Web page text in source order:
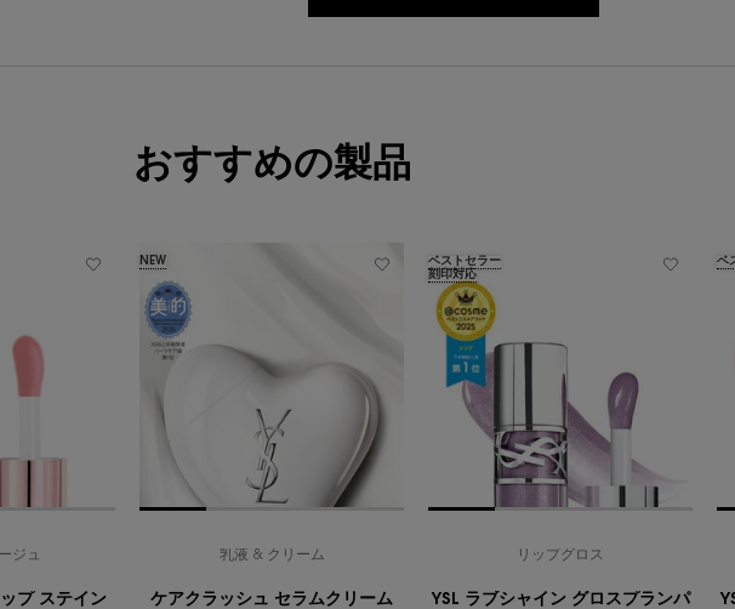
おすすめの製品
ジュ
プ ステイン
NEW
乳液 & クリーム
ケアクラッシュ セラムクリーム
ベストセラー
刻印対応
リップグロス
YSL ラブシャイン グロスプランパ
ベ